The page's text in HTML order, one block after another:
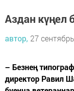
Аздан күңел
автор, 27
– Безнең
директор Равил